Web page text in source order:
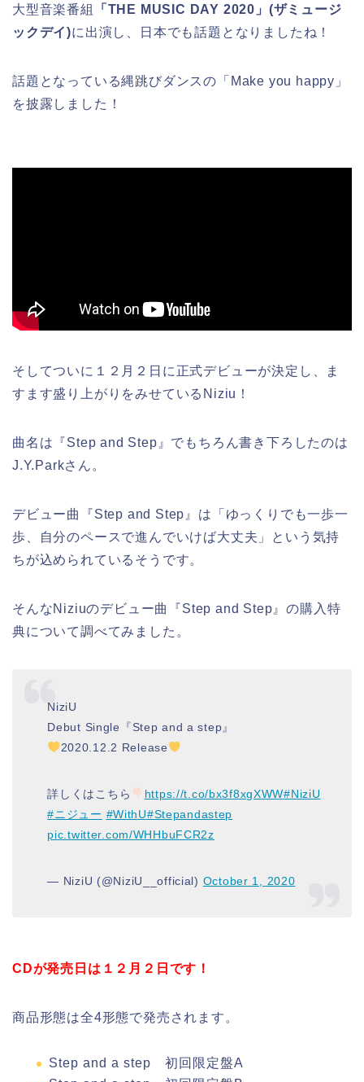
大型音楽番組
「THE MUSIC DAY 2020」(ザミュージ
ックデイ)に出演し、日本でも話題となりましたね！
話題となっている縄跳びダンスの「Make you happy」
を披露しました！
そしてついに１２月２日に正式デビューが決定し、ま
すます盛り上がりをみせているNiziu！
曲名は『Step and Step』でもちろん書き下ろしたのは
J.Y.Parkさん。
デビュー曲『Step and Step』は「ゆっくりでも一歩一
歩、自分のペースで進んでいけば大丈夫」という気持
ちが込められているそうです。
そんなNiziuのデビュー曲『Step and Step』の購入特
典について調べてみました。
NiziU
Debut Single『Step and a step』
2020.12.2 Release
詳しくはこちら https://t.co/bx3f8xgXWW#NiziU
#ニジュー #WithU#Stepandastep
pic.twitter.com/WHHbuFCR2z
— NiziU (@NiziU__official) October 1, 2020
CDが発売日は１２月２日です！
商品形態は全4形態で発売されます。
Step and a step 初回限定盤A